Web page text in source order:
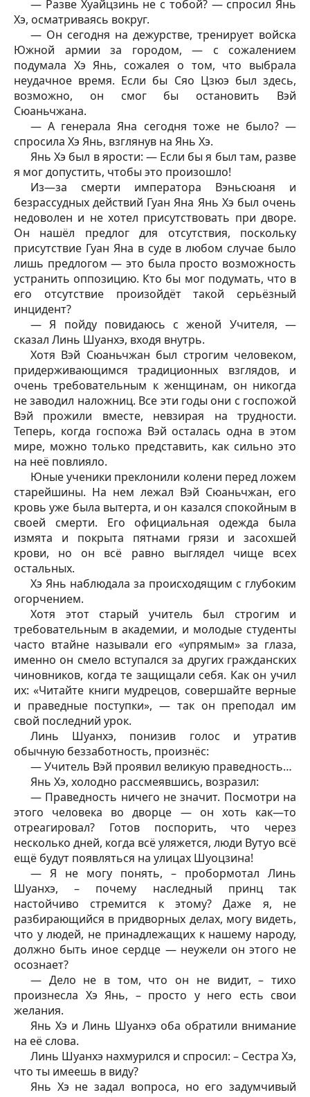
— Разве Хуайцзинь не с тобой? — спросил Янь
Хэ, осматриваясь вокруг.
— Он сегодня на дежурстве, тренирует войска
Южной армии за городом, — с сожалением
подумала Хэ Янь, сожалея о том, что выбрала
неудачное время. Если бы Сяо Цзюэ был здесь,
возможно, он смог бы остановить Вэй
Сюаньчжана.
— А генерала Яна сегодня тоже не было? —
спросила Хэ Янь, взглянув на Янь Хэ.
Янь Хэ был в ярости: — Если бы я был там, разве
я мог допустить, чтобы это произошло!
Из—за смерти императора Вэньсюаня и
безрассудных действий Гуан Яна Янь Хэ был очень
недоволен и не хотел присутствовать при дворе.
Он нашёл предлог для отсутствия, поскольку
присутствие Гуан Яна в суде в любом случае было
лишь предлогом — это была просто возможность
устранить оппозицию. Кто бы мог подумать, что в
его отсутствие произойдёт такой серьёзный
инцидент?
— Я пойду повидаюсь с женой Учителя, —
сказал Линь Шуанхэ, входя внутрь.
Хотя Вэй Сюаньчжан был строгим человеком,
придерживающимся традиционных взглядов, и
очень требовательным к женщинам, он никогда
не заводил наложниц. Все эти годы они с госпожой
Вэй прожили вместе, невзирая на трудности.
Теперь, когда госпожа Вэй осталась одна в этом
мире, можно только представить, как сильно это
на неё повлияло.
Юные ученики преклонили колени перед ложем
старейшины. На нем лежал Вэй Сюаньчжан, его
кровь уже была вытерта, и он казался спокойным в
своей смерти. Его официальная одежда была
измята и покрыта пятнами грязи и засохшей
крови, но он всё равно выглядел чище всех
остальных.
Хэ Янь наблюдала за происходящим с глубоким
огорчением.
Хотя этот старый учитель был строгим и
требовательным в академии, и молодые студенты
часто втайне называли его «упрямым» за глаза,
именно он смело вступался за других гражданских
чиновников, когда те защищали себя. Как он учил
их: «Читайте книги мудрецов, совершайте верные
и праведные поступки», — так он преподал им
свой последний урок.
Линь Шуанхэ, понизив голос и утратив
обычную беззаботность, произнёс:
— Учитель Вэй проявил великую праведность…
Янь Хэ, холодно рассмеявшись, возразил:
— Праведность ничего не значит. Посмотри на
этого человека во дворце — он хоть как—то
отреагировал? Готов поспорить, что через
несколько дней, когда всё уляжется, люди Вутуо всё
ещё будут появляться на улицах Шуоцзина!
— Я не могу понять, – пробормотал Линь
Шуанхэ, – почему наследный принц так
настойчиво стремится к этому? Даже я, не
разбирающийся в придворных делах, могу видеть,
что у людей, не принадлежащих к нашему народу,
должно быть иное сердце — неужели он этого не
осознает?
— Дело не в том, что он не видит, – тихо
произнесла Хэ Янь, – просто у него есть свои
желания.
Янь Хэ и Линь Шуанхэ оба обратили внимание
на её слова.
Линь Шуанхэ нахмурился и спросил: – Сестра Хэ,
что ты имеешь в виду?
Янь Хэ не задал вопроса, но его задумчивый